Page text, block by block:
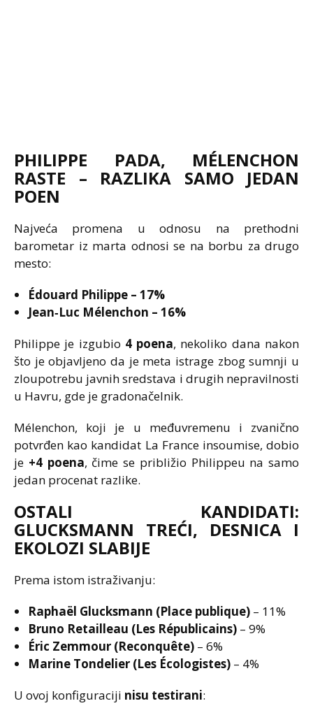
PHILIPPE PADA, MÉLENCHON
RASTE – RAZLIKA SAMO JEDAN
POEN
Najveća promena u odnosu na prethodni
barometar iz marta odnosi se na borbu za drugo
mesto:
Édouard Philippe – 17%
Jean‑Luc Mélenchon – 16%
Philippe je izgubio 4 poena, nekoliko dana nakon
što je objavljeno da je meta istrage zbog sumnji u
zloupotrebu javnih sredstava i drugih nepravilnosti
u Havru, gde je gradonačelnik.
Mélenchon, koji je u međuvremenu i zvanično
potvrđen kao kandidat La France insoumise, dobio
je +4 poena, čime se približio Philippeu na samo
jedan procenat razlike.
OSTALI KANDIDATI:
GLUCKSMANN TREĆI, DESNICA I
EKOLOZI SLABIJE
Prema istom istraživanju:
Raphaël Glucksmann (Place publique) – 11%
Bruno Retailleau (Les Républicains) – 9%
Éric Zemmour (Reconquête) – 6%
Marine Tondelier (Les Écologistes) – 4%
U ovoj konfiguraciji nisu testirani: